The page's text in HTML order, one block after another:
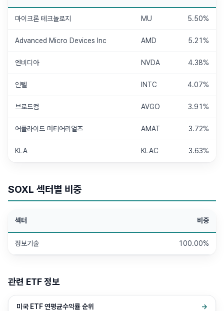
마이크론 테크놀로지 MU 5.50%
Advanced Micro Devices Inc AMD 5.21%
엔비디아 NVDA 4.38%
인텔 INTC 4.07%
브로드컴 AVGO 3.91%
어플라이드 머티어리얼즈 AMAT 3.72%
KLA KLAC 3.63%
SOXL 섹터별 비중
섹터 비중
정보기술 100.00%
관련 ETF 정보
미국 ETF 연평균수익률 순위 →